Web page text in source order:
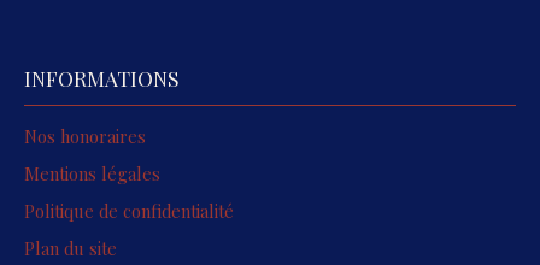
INFORMATIONS
Nos honoraires
Mentions légales
Politique de confidentialité
Plan du site